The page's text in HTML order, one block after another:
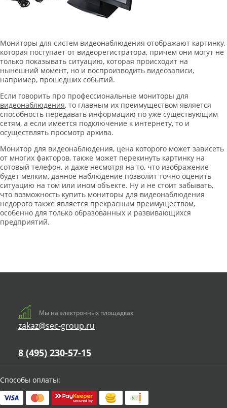
Мониторы для систем видеонаблюдения отображают картинку,
которая поступает от видеорегистратора, причем они могут не
только показывать ситуацию, которая происходит на
нынешний момент, но и воспроизводить видеозаписи,
например, прошедших событий.
Если говорить про профессиональные мониторы для
видеонаблюдения, то главным их преимуществом является
способность передавать информацию по уже существующим
сетям, а если имеется подключение к интернету, то и
осуществлять просмотр архива.
Монитор для видеонаблюдения, цена которого может зависеть
от многих факторов, также может перекинуть картинку на
сотовый телефон, и даже несмотря на то, что изображение
будет мелким, данное наблюдение позволит точно оценить
ситуацию на том или ином объекте. Ну и не стоит забывать,
что возможность купить мониторы для видеонаблюдения
недорого также является прекрасным преимуществом,
особенно для только образованных и развивающихся
предприятий.
Мы на электронных площадках
zakaz@sec-group.ru
8 (495) 230-57-15
Способы оплаты: